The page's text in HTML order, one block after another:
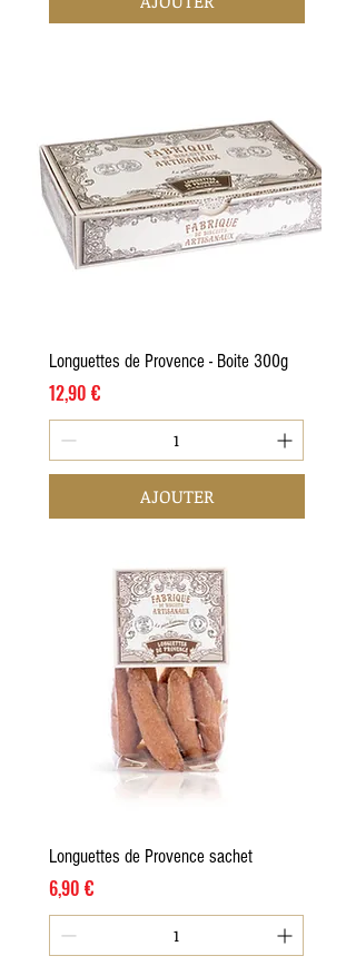
Longuettes de Provence - Boite 300g
Prix
12,90 €
AJOUTER
Longuettes de Provence sachet
Prix
6,90 €